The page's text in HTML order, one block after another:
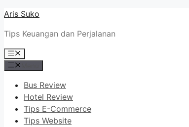
Skip
content
Aris Suko
Tips Keuangan dan Perjalanan
Menu
Bus Review
Hotel Review
Tips E-Commerce
Tips Website